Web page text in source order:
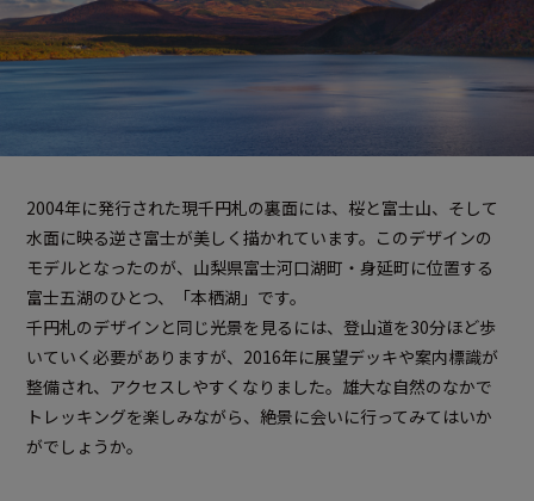
2004年に発行された現千円札の裏面には、桜と富士山、そして
水面に映る逆さ富士が美しく描かれています。このデザインの
モデルとなったのが、山梨県富士河口湖町・身延町に位置する
富士五湖のひとつ、「本栖湖」です。
千円札のデザインと同じ光景を見るには、登山道を30分ほど歩
いていく必要がありますが、2016年に展望デッキや案内標識が
整備され、アクセスしやすくなりました。雄大な自然のなかで
トレッキングを楽しみながら、絶景に会いに行ってみてはいか
がでしょうか。